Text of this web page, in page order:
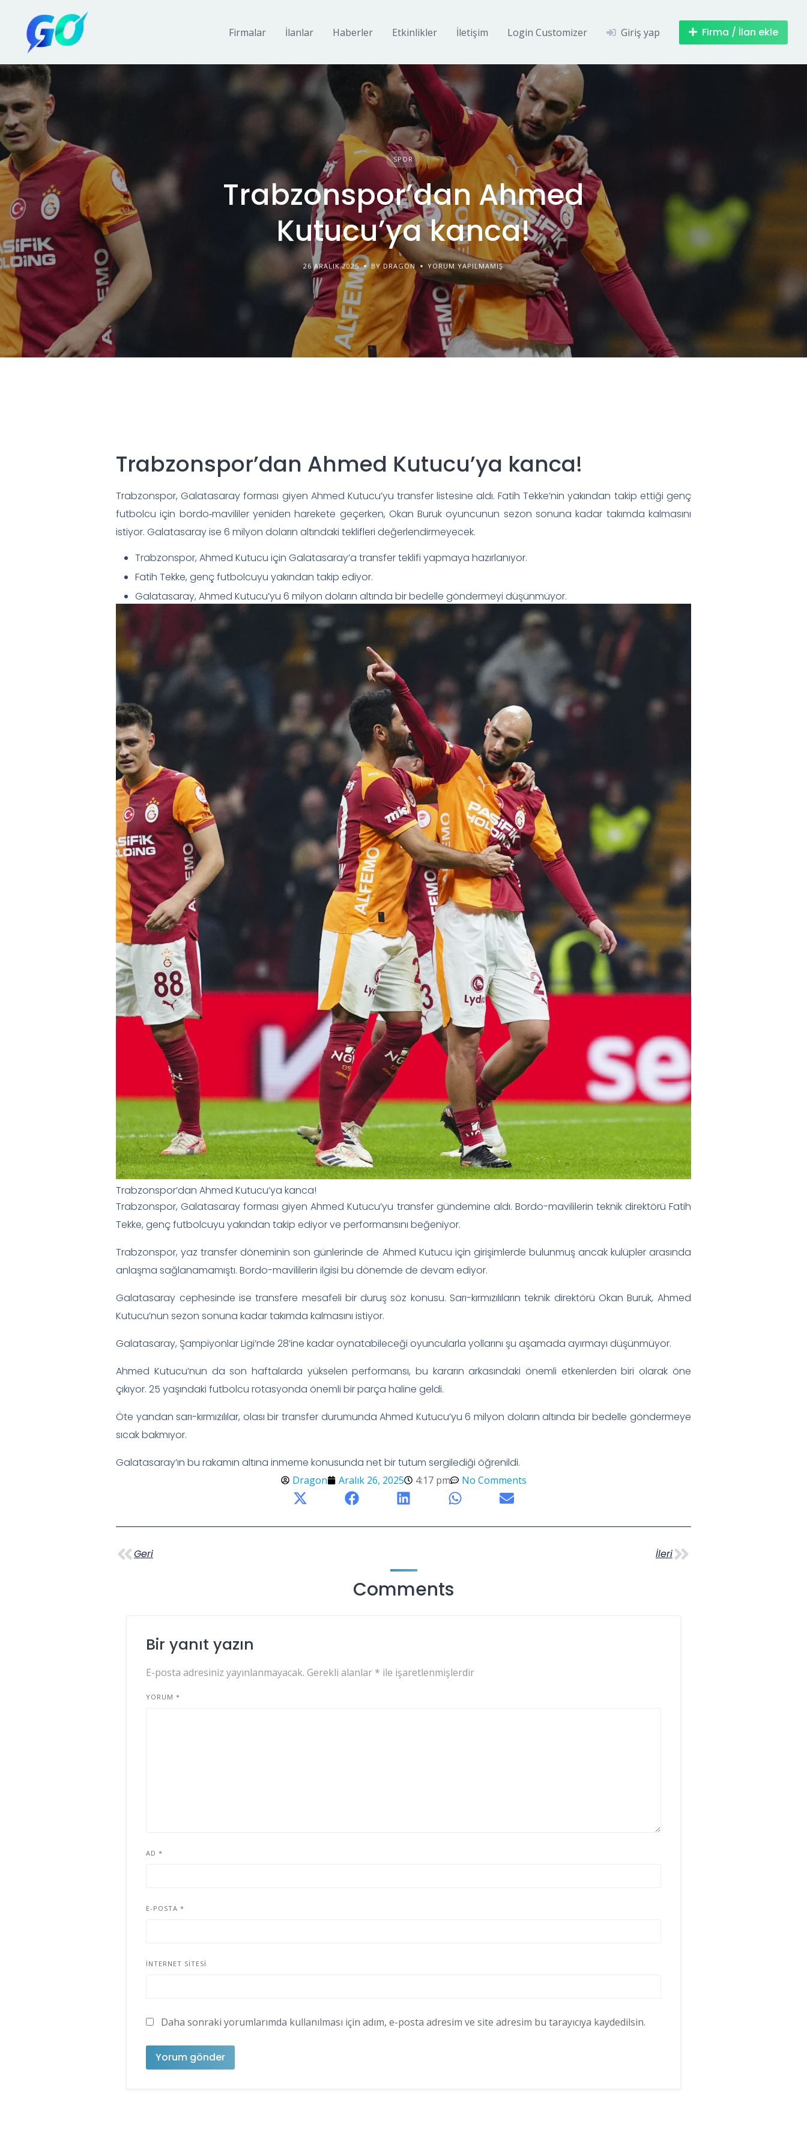
Firmalar İlanlar Haberler Etkinlikler İletişim Login Customizer Giriş yap Firma / İlan ekle
SPOR
Trabzonspor’dan Ahmed
Kutucu’ya kanca!
26 ARALIK 2025 BY DRAGON YORUM YAPILMAMIŞ
Trabzonspor’dan Ahmed Kutucu’ya kanca!
Trabzonspor, Galatasaray forması giyen Ahmed Kutucu’yu transfer listesine aldı. Fatih Tekke’nin yakından takip ettiği genç
futbolcu için bordo‑mavililer yeniden harekete geçerken, Okan Buruk oyuncunun sezon sonuna kadar takımda kalmasını
istiyor. Galatasaray ise 6 milyon doların altındaki teklifleri değerlendirmeyecek.
Trabzonspor, Ahmed Kutucu için Galatasaray’a transfer teklifi yapmaya hazırlanıyor.
Fatih Tekke, genç futbolcuyu yakından takip ediyor.
Galatasaray, Ahmed Kutucu’yu 6 milyon doların altında bir bedelle göndermeyi düşünmüyor.
Trabzonspor’dan Ahmed Kutucu’ya kanca!
Trabzonspor, Galatasaray forması giyen Ahmed Kutucu’yu transfer gündemine aldı. Bordo-mavililerin teknik direktörü Fatih
Tekke, genç futbolcuyu yakından takip ediyor ve performansını beğeniyor.
Trabzonspor, yaz transfer döneminin son günlerinde de Ahmed Kutucu için girişimlerde bulunmuş ancak kulüpler arasında
anlaşma sağlanamamıştı. Bordo-mavililerin ilgisi bu dönemde de devam ediyor.
Galatasaray cephesinde ise transfere mesafeli bir duruş söz konusu. Sarı-kırmızılıların teknik direktörü Okan Buruk, Ahmed
Kutucu’nun sezon sonuna kadar takımda kalmasını istiyor.
Galatasaray, Şampiyonlar Ligi’nde 28’ine kadar oynatabileceği oyuncularla yollarını şu aşamada ayırmayı düşünmüyor.
Ahmed Kutucu’nun da son haftalarda yükselen performansı, bu kararın arkasındaki önemli etkenlerden biri olarak öne
çıkıyor. 25 yaşındaki futbolcu rotasyonda önemli bir parça haline geldi.
Öte yandan sarı-kırmızılılar, olası bir transfer durumunda Ahmed Kutucu’yu 6 milyon doların altında bir bedelle göndermeye
sıcak bakmıyor.
Galatasaray’ın bu rakamın altına inmeme konusunda net bir tutum sergilediği öğrenildi.
Dragon Aralık 26, 2025 4:17 pm No Comments
Geri İleri
Comments
Bir yanıt yazın
E-posta adresiniz yayınlanmayacak. Gerekli alanlar * ile işaretlenmişlerdir
YORUM *
AD *
E-POSTA *
İNTERNET SITESI
Daha sonraki yorumlarımda kullanılması için adım, e-posta adresim ve site adresim bu tarayıcıya kaydedilsin.